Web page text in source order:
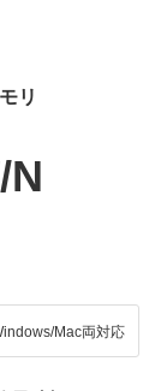
リ
Mac両対応